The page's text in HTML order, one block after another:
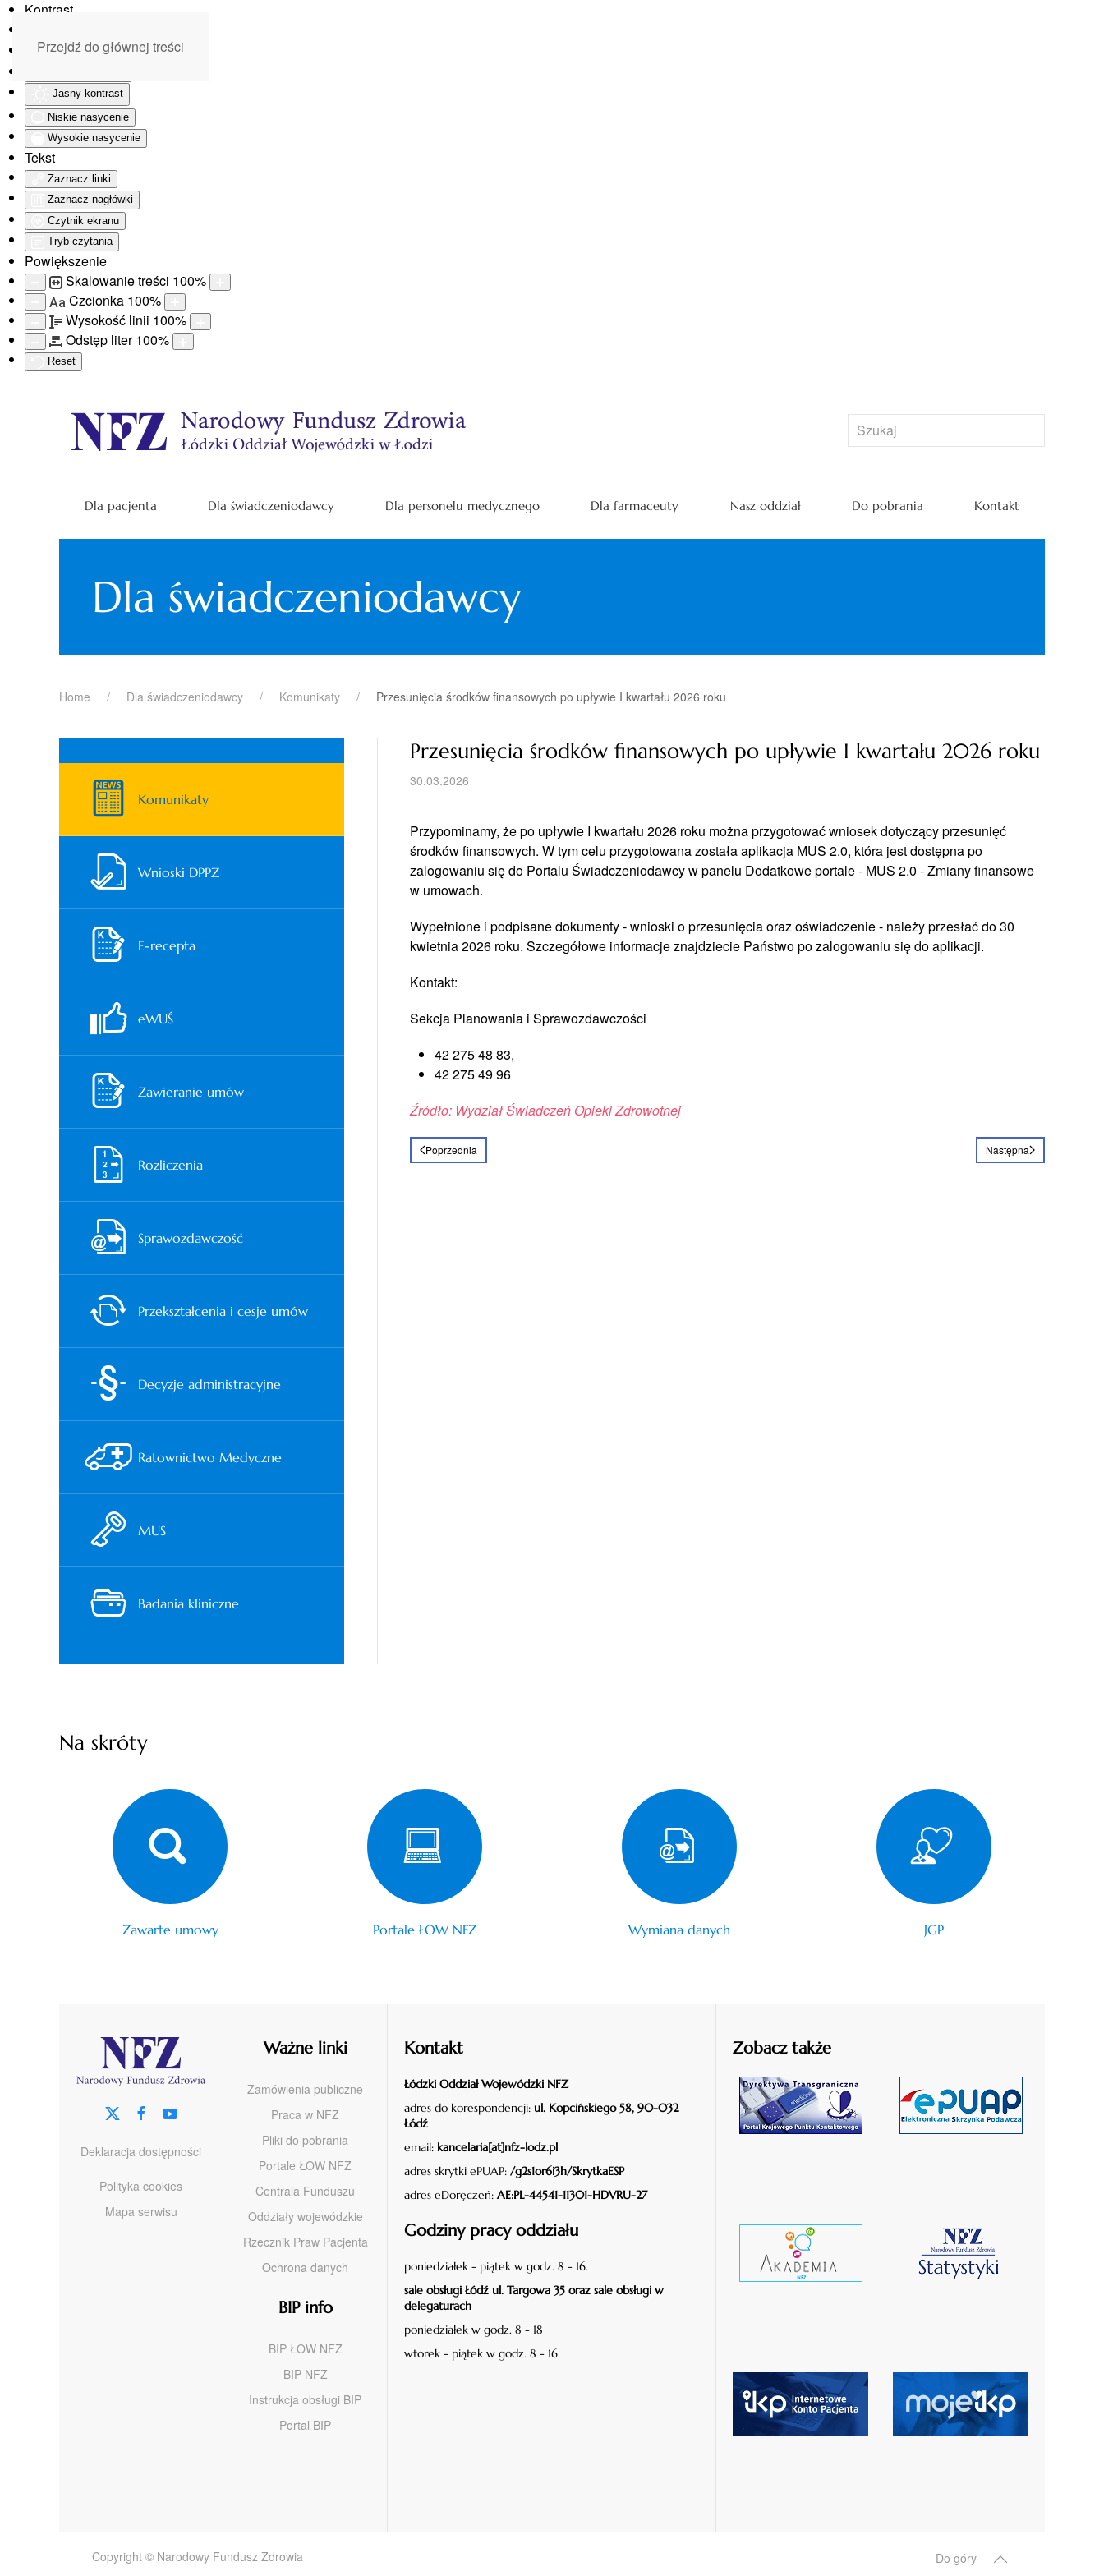
Kontrast
Monochromatyczny
Jasny kontrast
Niskie nasycenie
Wysokie nasycenie
Tekst
Zaznacz linki
Zaznacz nagłówki
Czytnik ekranu
Tryb czytania
Powiększenie
Skalowanie treści 100%
Aa Czcionka 100%
Wysokość linii 100%
Odstęp liter100%
Reset
Przejdź do głównej treści
Dla pacjenta Dla świadczeniodawcy Dla personelu medycznego Dla farmaceuty Nasz oddział Do pobrania Kontakt
Dla świadczeniodawcy
Home Dla świadczeniodawcy Komunikaty Przesunięcia środków finansowych po upływie I kwartału 2026 roku
Przesunięcia środków finansowych po upływie I kwartału 2026 roku
30.03.2026
Przypominamy, że po upływie I kwartału 2026 roku można przygotować wniosek dotyczący przesunięć
środków finansowych. W tym celu przygotowana została aplikacja MUS 2.0, która jest dostępna po
zalogowaniu się do Portalu Świadczeniodawcy w panelu Dodatkowe portale - MUS 2.0 - Zmiany finansowe
w umowach.
Wypełnione i podpisane dokumenty - wnioski o przesunięcia oraz oświadczenie - należy przesłać do 30
kwietnia 2026 roku. Szczegółowe informacje znajdziecie Państwo po zalogowaniu się do aplikacji.
Kontakt:
Sekcja Planowania i Sprawozdawczości
42 275 48 83,
42 275 49 96
Źródło: Wydział Świadczeń Opieki Zdrowotnej
Poprzednia Następna
Komunikaty
Wnioski DPPZ
E-recepta
eWUŚ
Zawieranie umów
Rozliczenia
Sprawozdawczość
Przekształcenia i cesje umów
Decyzje administracyjne
Ratownictwo Medyczne
MUS
Badania kliniczne
Na skróty
Zawarte umowy Portale ŁOW NFZ Wymiana danych JGP
Deklaracja dostępności
Polityka cookies
Mapa serwisu
Ważne linki
Zamówienia publiczne
Praca w NFZ
Pliki do pobrania
Portale ŁOW NFZ
Centrala Funduszu
Oddziały wojewódzkie
Rzecznik Praw Pacjenta
Ochrona danych
BIP info
BIP ŁOW NFZ
BIP NFZ
Instrukcja obsługi BIP
Portal BIP
Kontakt
Łódzki Oddział Wojewódzki NFZ
adres do korespondencji: ul. Kopcińskiego 58, 90-032
Łódź
email: kancelaria[at]nfz-lodz.pl
adres skrytki ePUAP: /g2s1or6i3h/SkrytkaESP
adres eDoręczeń: AE:PL-44541-11301-HDVRU-27
Godziny pracy oddziału
poniedziałek - piątek w godz. 8 - 16.
sale obsługi Łódź ul. Targowa 35 oraz sale obsługi w
delegaturach
poniedziałek w godz. 8 - 18
wtorek - piątek w godz. 8 - 16.
Zobacz także
czytaj
czytaj
czytaj
czytaj
czytaj
czytaj
Copyright © Narodowy Fundusz Zdrowia Do góry